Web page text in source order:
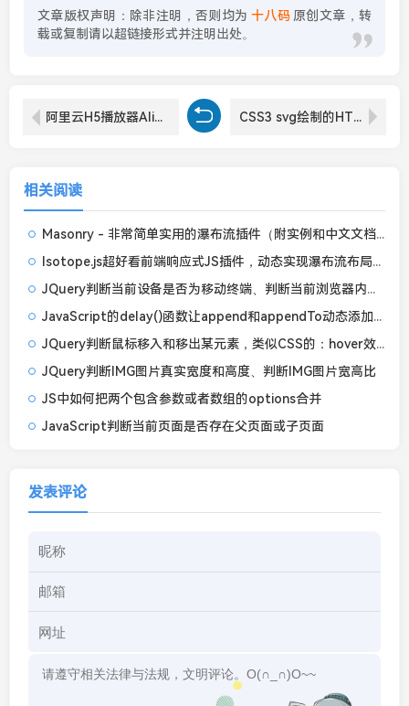
文章版权声明：除非注明，否则均为 十八码 原创文章，转
载或复制请以超链接形式并注明出处。
阿里云H5播放器Aliplayer - 试看功能，试看结束弹出开通会员提示框 CSS3 svg绘制的HTML网页底部多重波浪循环起伏的好看动画背景特效
相关阅读
Masonry - 非常简单实用的瀑布流插件（附实例和中文文档）
Isotope.js超好看前端响应式JS插件，动态实现瀑布流布局排版、筛选、排序等功能
JQuery判断当前设备是否为移动终端、判断当前浏览器内核类型
JavaScript的delay()函数让append和appendTo动态添加元素有Lazyload的懒加载动态效果
JQuery判断鼠标移入和移出某元素，类似CSS的：hover效果的方法
JQuery判断IMG图片真实宽度和高度、判断IMG图片宽高比
JS中如何把两个包含参数或者数组的options合并
JavaScript判断当前页面是否存在父页面或子页面
发表评论